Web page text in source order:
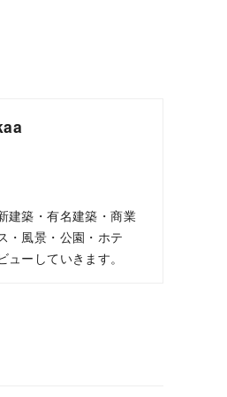
建築・有名建築・商業
・風景・公園・ホテ
ーしていきます。